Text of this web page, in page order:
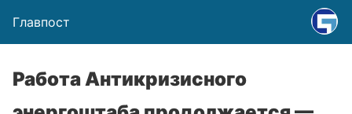
Главпост
Работа Антикризисного